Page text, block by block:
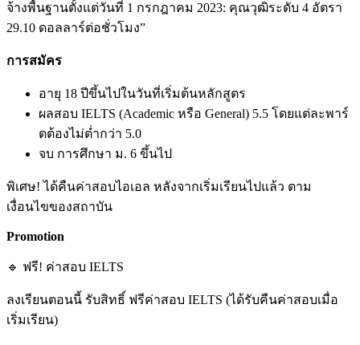
จ้างพื้นฐานตั้งแต่วันที่ 1 กรกฎาคม 2023: คุณวุฒิระดับ 4 อัตรา
29.10 ดอลลาร์ต่อชั่วโมง”
การสมัคร
อายุ 18 ปีขึ้นไปในวันที่เริ่มต้นหลักสูตร
ผลสอบ IELTS (Academic หรือ General) 5.5 โดยแต่ละพาร์
ตต้องไม่ต่ำกว่า 5.0
จบ การศึกษา ม. 6 ขึ้นไป
พิเศษ! ได้คืนค่าสอบไอเอล หลังจากเริ่มเรียนไปแล้ว ตาม
เงื่อนไขของสถาบัน
Promotion
🔹 ฟรี! ค่าสอบ IELTS
ลงเรียนตอนนี้ รับสิทธิ์ ฟรีค่าสอบ IELTS (ได้รับคืนค่าสอบเมื่อ
เริ่มเรียน)